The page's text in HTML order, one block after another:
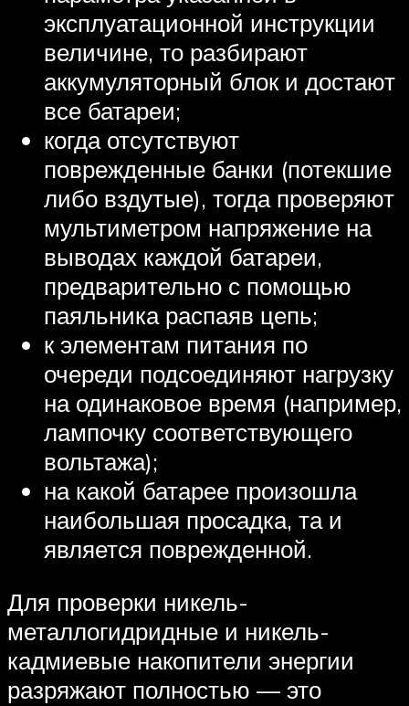
эксплуатационной инструкции
величине, то разбирают
аккумуляторный блок и достают
все батареи;
когда отсутствуют
поврежденные банки (потекшие
либо вздутые), тогда проверяют
мультиметром напряжение на
выводах каждой батареи,
предварительно с помощью
паяльника распаяв цепь;
к элементам питания по
очереди подсоединяют нагрузку
на одинаковое время (например,
лампочку соответствующего
вольтажа);
на какой батарее произошла
наибольшая просадка, та и
является поврежденной.
Для проверки никель-
металлогидридные и никель-
кадмиевые накопители энергии
разряжают полностью — это